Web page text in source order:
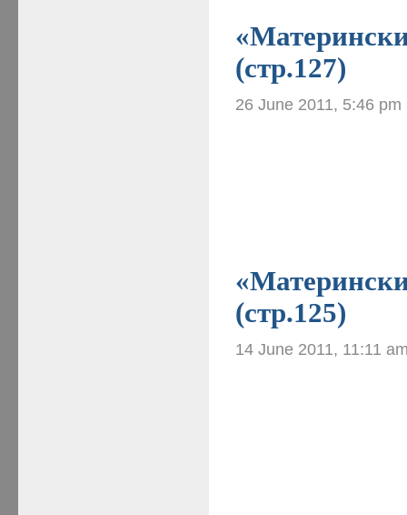
(стр.127)
26 June 2011, 5:46 pm
(стр.125)
14 June 2011, 11:11